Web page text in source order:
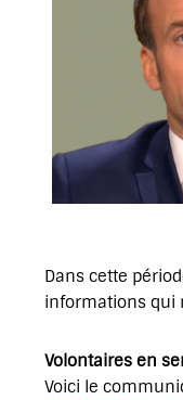
Dans cette
informations qui
Volontaires en
Voici le